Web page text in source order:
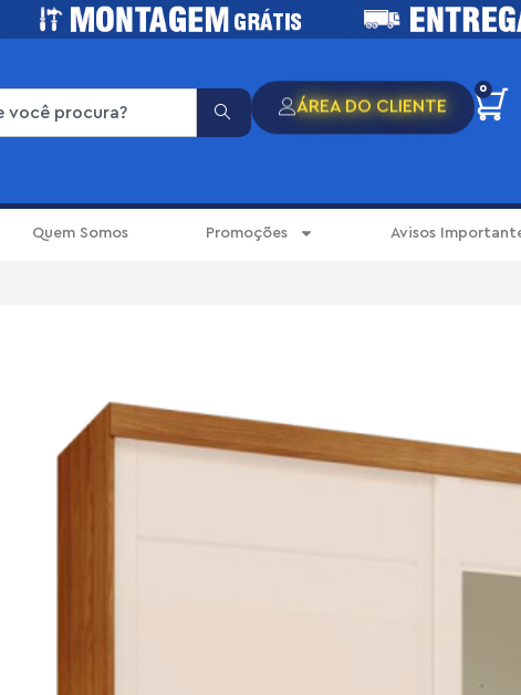
ÁREA DO CLIENTE
0
Quem Somos Promoções Avisos